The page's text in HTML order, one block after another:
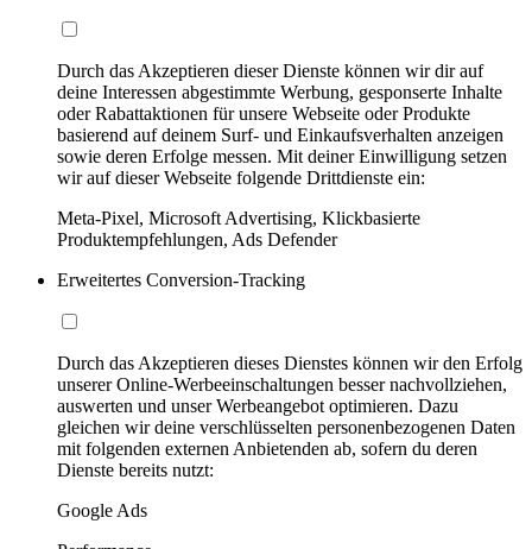
Durch das Akzeptieren dieser Dienste können wir dir auf
deine Interessen abgestimmte Werbung, gesponserte Inhalte
oder Rabattaktionen für unsere Webseite oder Produkte
basierend auf deinem Surf- und Einkaufsverhalten anzeigen
sowie deren Erfolge messen. Mit deiner Einwilligung setzen
wir auf dieser Webseite folgende Drittdienste ein:
Meta-Pixel, Microsoft Advertising, Klickbasierte
Produktempfehlungen, Ads Defender
Erweitertes Conversion-Tracking
Durch das Akzeptieren dieses Dienstes können wir den Erfolg
unserer Online-Werbeeinschaltungen besser nachvollziehen,
auswerten und unser Werbeangebot optimieren. Dazu
gleichen wir deine verschlüsselten personenbezogenen Daten
mit folgenden externen Anbietenden ab, sofern du deren
Dienste bereits nutzt:
Google Ads